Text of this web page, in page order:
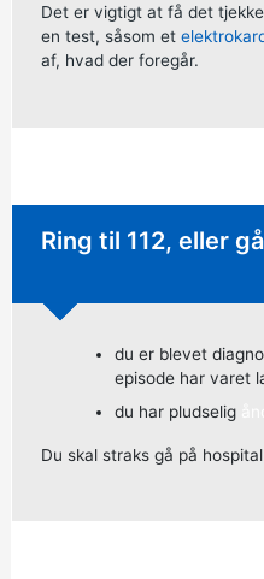
Det er vigtigt at få det
en test, såsom et
af, hvad der foregår.
Øjeblikkelig
Ring til 112, eller
du er blevet
episode har varet
du har pludselig
Du skal straks gå på